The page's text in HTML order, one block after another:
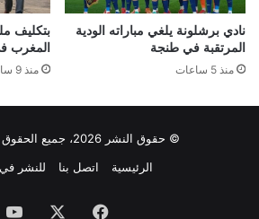
نادي برشلونة يلغي مباراته الودية
المرتقبة في طنجة
منذ 5 ساعات
بتكليف
المغرب
منذ 9 ساعات
© حقوق النشر 2026، جميع الحقوق محفوظة |
الرئيسية
اتصل بنا للنشر
فيسبوك